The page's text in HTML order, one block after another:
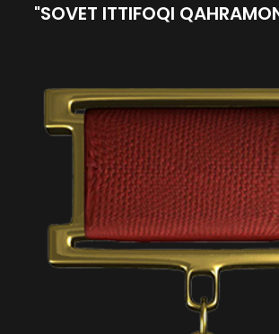
"SOVET ITTIFOQI